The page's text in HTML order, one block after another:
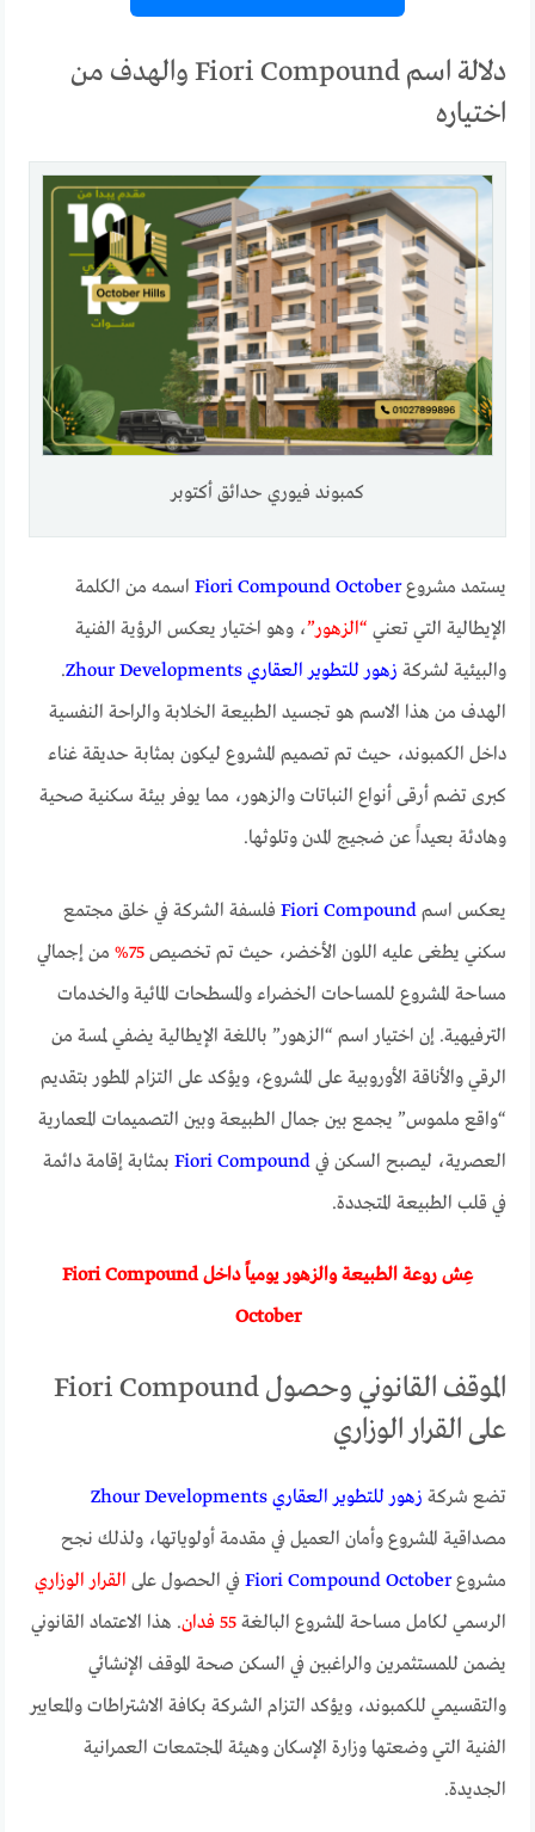
دلالة اسم Fiori Compound والهدف من
اختياره
كمبوند فيوري حدائق أكتوبر
يستمد مشروعFiori Compound October اسمه من الكلمة
الإيطالية التي تعني “الزهور”، وهو اختيار يعكس الرؤية الفنية
والبيئية لشركة زهور للتطوير العقاري Zhour Developments
.
الهدف من هذا الاسم هو تجسيد الطبيعة الخلابة والراحة النفسية
داخل الكمبوند، حيث تم تصميم المشروع ليكون بمثابة حديقة غناء
كبرى تضم أرقى أنواع النباتات والزهور، مما يوفر بيئة سكنية صحية
وهادئة بعيداً عن ضجيج المدن وتلوثها.
يعكس اسمFiori Compound فلسفة الشركة في خلق مجتمع
سكني يطغى عليه اللون الأخضر، حيث تم تخصيص75%
من إجمالي
مساحة المشروع للمساحات الخضراء والمسطحات المائية والخدمات
الترفيهية. إن اختيار اسم “الزهور” باللغة الإيطالية يضفي لمسة من
الرقي والأناقة الأوروبية على المشروع، ويؤكد على التزام المطور بتقديم
“واقع ملموس” يجمع بين جمال الطبيعة وبين التصميمات المعمارية
العصرية، ليصبح السكن فيFiori Compound بمثابة إقامة دائمة
في قلب الطبيعة المتجددة.
عِش روعة الطبيعة والزهور يومياً داخل Fiori Compound
October
الموقف القانوني وحصول Fiori Compound
على القرار الوزاري
تضع شركة زهور للتطوير العقاري Zhour Developments
مصداقية المشروع وأمان العميل في مقدمة أولوياتها، ولذلك نجح
مشروعFiori Compound October في الحصول على القرار الوزاري
الرسمي لكامل مساحة المشروع البالغة55 فدان
. هذا الاعتماد القانوني
يضمن للمستثمرين والراغبين في السكن صحة الموقف الإنشائي
والتقسيمي للكمبوند، ويؤكد التزام الشركة بكافة الاشتراطات والمعايير
الفنية التي وضعتها وزارة الإسكان وهيئة المجتمعات العمرانية
الجديدة.